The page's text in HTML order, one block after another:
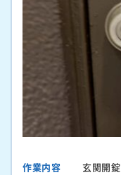
作業内容
玄関開錠